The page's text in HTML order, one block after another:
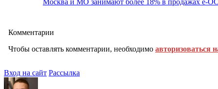
Комментарии
Чтобы оставлять комментарии, необходимо авторизоваться
Вход на сайт Рассылка